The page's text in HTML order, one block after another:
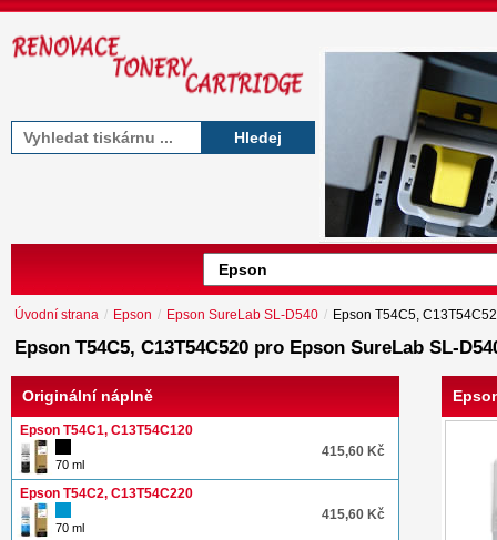
Hledej
Úvodní strana / Epson / Epson SureLab SL-D540 / Epson T54C5,
Epson T54C5, C13T54C520 pro Epson SureLab SL-
Originální náplně
Epson T54C1, C13T54C120
415,60 Kč
70 ml
Epson T54C2, C13T54C220
415,60 Kč
70 ml